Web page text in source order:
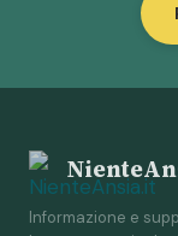
Informazione e